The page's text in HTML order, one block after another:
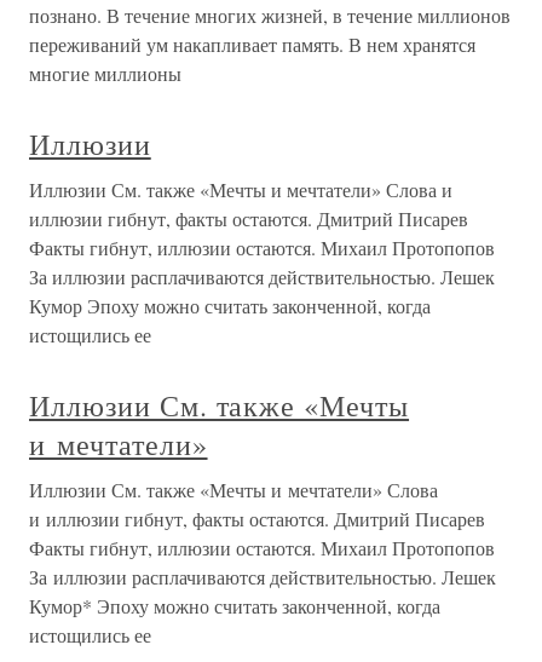
познано. В течение многих жизней, в течение миллионов
переживаний ум накапливает память. В нем хранятся
многие миллионы
Иллюзии
Иллюзии См. также «Мечты и мечтатели» Слова и
иллюзии гибнут, факты остаются. Дмитрий Писарев
Факты гибнут, иллюзии остаются. Михаил Протопопов
За иллюзии расплачиваются действительностью. Лешек
Кумор Эпоху можно считать законченной, когда
истощились ее
Иллюзии См. также «Мечты
и мечтатели»
Иллюзии См. также «Мечты и мечтатели» Слова
и иллюзии гибнут, факты остаются. Дмитрий Писарев
Факты гибнут, иллюзии остаются. Михаил Протопопов
За иллюзии расплачиваются действительностью. Лешек
Кумор* Эпоху можно считать законченной, когда
истощились ее